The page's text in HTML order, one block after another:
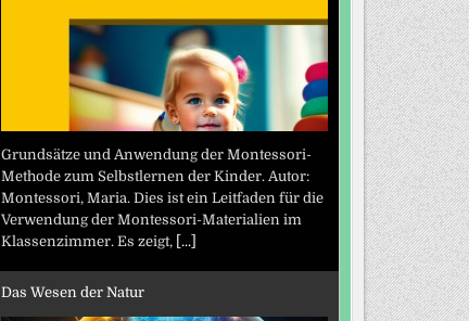
Grundsätze und Anwendung der Montessori-
Methode zum Selbstlernen der Kinder. Autor:
Montessori, Maria. Dies ist ein Leitfaden für die
Verwendung der Montessori-Materialien im
Klassenzimmer. Es zeigt, [...]
Das Wesen der Natur